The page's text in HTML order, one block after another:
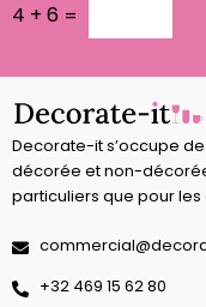
4 + 6 =
Decorate-it s’occupe
décorée et non-
particuliers que pour les
‭+32 469 15 62 80‬